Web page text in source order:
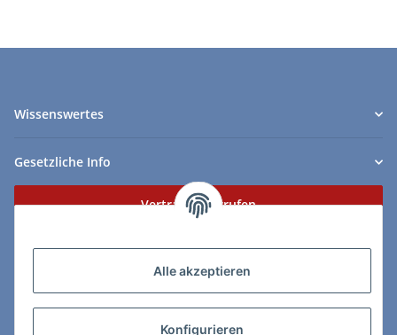
Alle akzeptieren
Konfigurieren
Wissenswertes
Gesetzliche Info
Vertrag widerrufen